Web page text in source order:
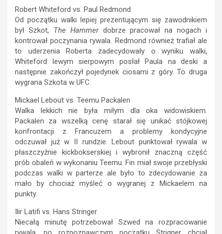
Robert Whiteford vs. Paul Redmond
Od początku walki lepiej prezentującym się zawodnikiem
był Szkot, The Hammerdobrze pracował na nogach i
kontrował poczynania rywala. Redmond również trafiał ale
to uderzenia Roberta zadecydowały o wyniku walki,
Whiteford lewym sierpowym posłał Paula na deski a
następnie zakończył pojedynek ciosami z góry. To druga
wygrana Szkota w UFC.
Mickael Lebout vs. Teemu Packalen
Walka lekkich nie była miłym dla oka widowiskiem.
Packalen za wszelką cenę starał się unikać stójkowej
konfrontacji z Francuzem a problemy kondycyjne
odczuwał już w II rundzie. Lebout punktował rywala w
płaszczyźnie kickbokserskiej i wybronił znaczną część
prób obaleń w wykonaniu Teemu. Fin miał swoje przebłyski
podczas walki w parterze ale było to zdecydowanie za
mało by chociaż myśleć o wygranej z Mickaelem na
punkty.
Ilir Latifi vs. Hans Stringer
Niecałą minutę potrzebował Szwed na rozpracowanie